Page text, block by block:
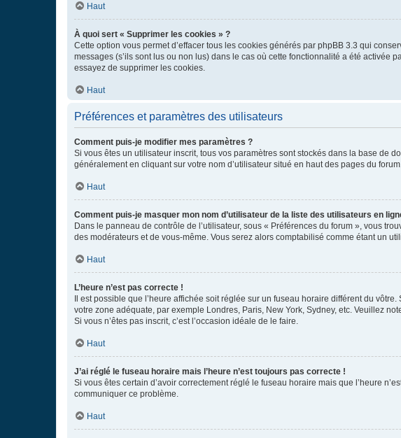
Haut
À quoi sert « Supprimer les cookies » ?
Cette option vous permet d’effacer tous les cookies générés par phpBB 3.3 qui
messages (s’ils sont lus ou non lus) dans le cas où cette fonctionnalité a été activée
essayez de supprimer les cookies.
Haut
Préférences et paramètres des utilisateurs
Comment puis-je modifier mes paramètres ?
Si vous êtes un utilisateur inscrit, tous vos paramètres sont stockés dans la base de
généralement en cliquant sur votre nom d’utilisateur situé en haut des pages du
Haut
Comment puis-je masquer mon nom d’utilisateur de la liste des utilisateurs en
Dans le panneau de contrôle de l’utilisateur, sous « Préférences du forum », vous
des modérateurs et de vous-même. Vous serez alors comptabilisé comme étant un
Haut
L’heure n’est pas correcte !
Il est possible que l’heure affichée soit réglée sur un fuseau horaire différent du
votre zone adéquate, par exemple Londres, Paris, New York, Sydney, etc. Veuillez
Si vous n’êtes pas inscrit, c’est l’occasion idéale de le faire.
Haut
J’ai réglé le fuseau horaire mais l’heure n’est toujours pas correcte !
Si vous êtes certain d’avoir correctement réglé le fuseau horaire mais que l’heure
communiquer ce problème.
Haut